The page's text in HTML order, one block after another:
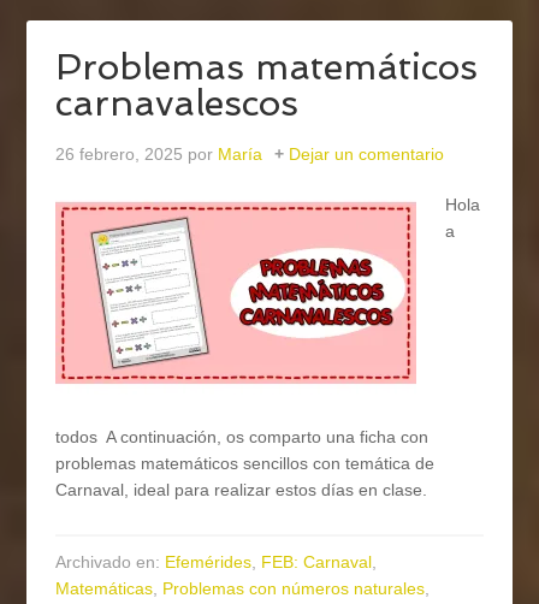
Problemas matemáticos
carnavalescos
26 febrero, 2025 por María Dejar un comentario
Hola
a
todos A continuación, os comparto una ficha con
problemas matemáticos sencillos con temática de
Carnaval, ideal para realizar estos días en clase.
Archivado en: Efemérides, FEB: Carnaval,
Matemáticas, Problemas con números naturales,